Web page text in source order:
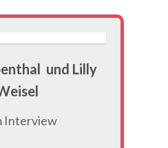
und Lilly
Interview